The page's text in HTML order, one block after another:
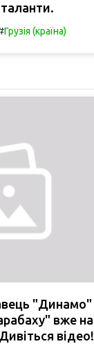
Грузія (країна)
"Динамо"
вже на
відео!